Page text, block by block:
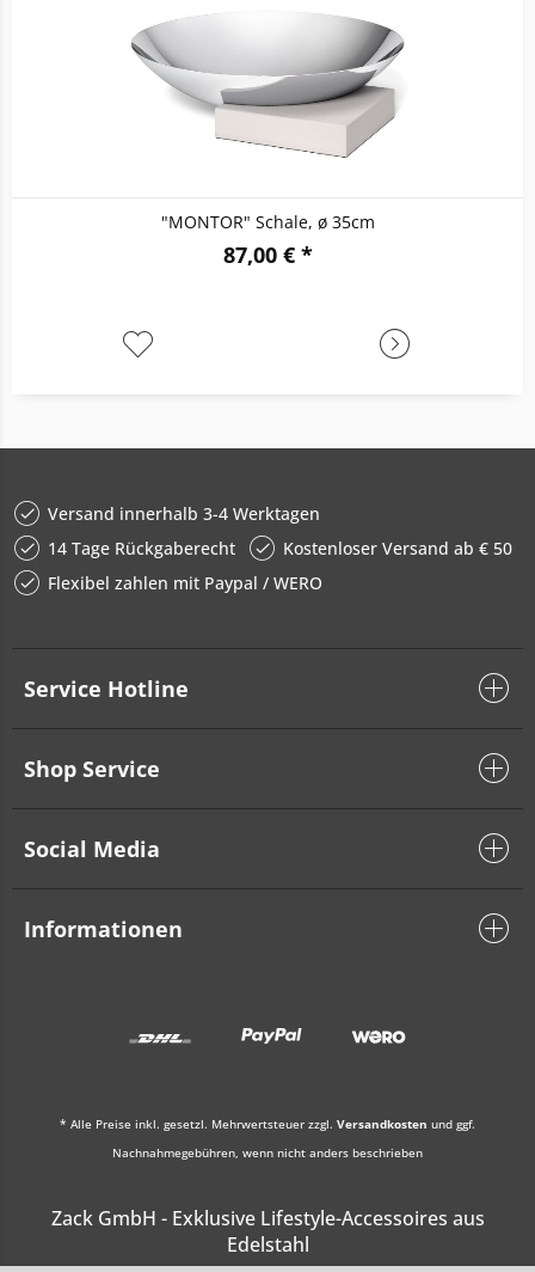
"MONTOR" Schale, ø 35cm
87,00 € *
Versand innerhalb 3-4 Werktagen
14 Tage Rückgaberecht
Kostenloser Versand ab € 50
Flexibel zahlen mit Paypal / WERO
Service Hotline
Shop Service
Social Media
Informationen
* Alle Preise inkl. gesetzl. Mehrwertsteuer zzgl. Versandkosten und ggf.
Nachnahmegebühren, wenn nicht anders beschrieben
Zack GmbH - Exklusive Lifestyle-Accessoires aus
Edelstahl